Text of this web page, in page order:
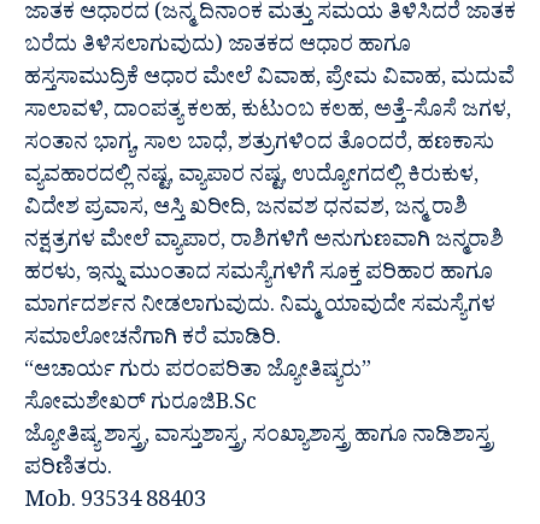
ಜಾತಕ ಆಧಾರದ (ಜನ್ಮ ದಿನಾಂಕ ಮತ್ತು ಸಮಯ ತಿಳಿಸಿದರೆ ಜಾತಕ
ಬರೆದು ತಿಳಿಸಲಾಗುವುದು) ಜಾತಕದ ಆಧಾರ ಹಾಗೂ
ಹಸ್ತಸಾಮುದ್ರಿಕೆ ಆಧಾರ ಮೇಲೆ ವಿವಾಹ, ಪ್ರೇಮ ವಿವಾಹ, ಮದುವೆ
ಸಾಲಾವಳಿ, ದಾಂಪತ್ಯ ಕಲಹ, ಕುಟುಂಬ ಕಲಹ, ಅತ್ತೆ-ಸೊಸೆ ಜಗಳ,
ಸಂತಾನ ಭಾಗ್ಯ, ಸಾಲ ಬಾಧೆ, ಶತ್ರುಗಳಿಂದ ತೊಂದರೆ, ಹಣಕಾಸು
ವ್ಯವಹಾರದಲ್ಲಿ ನಷ್ಟ, ವ್ಯಾಪಾರ ನಷ್ಟ, ಉದ್ಯೋಗದಲ್ಲಿ ಕಿರುಕುಳ,
ವಿದೇಶ ಪ್ರವಾಸ, ಆಸ್ತಿ ಖರೀದಿ, ಜನವಶ ಧನವಶ, ಜನ್ಮ ರಾಶಿ
ನಕ್ಷತ್ರಗಳ ಮೇಲೆ ವ್ಯಾಪಾರ, ರಾಶಿಗಳಿಗೆ ಅನುಗುಣವಾಗಿ ಜನ್ಮರಾಶಿ
ಹರಳು, ಇನ್ನು ಮುಂತಾದ ಸಮಸ್ಯೆಗಳಿಗೆ ಸೂಕ್ತ ಪರಿಹಾರ ಹಾಗೂ
ಮಾರ್ಗದರ್ಶನ ನೀಡಲಾಗುವುದು. ನಿಮ್ಮ ಯಾವುದೇ ಸಮಸ್ಯೆಗಳ
ಸಮಾಲೋಚನೆಗಾಗಿ ಕರೆ ಮಾಡಿರಿ.
“ಆಚಾರ್ಯ ಗುರು ಪರಂಪರಿತಾ ಜ್ಯೋತಿಷ್ಯರು”
ಸೋಮಶೇಖರ್ ಗುರೂಜಿB.Sc
ಜ್ಯೋತಿಷ್ಯ ಶಾಸ್ತ್ರ, ವಾಸ್ತುಶಾಸ್ತ್ರ, ಸಂಖ್ಯಾಶಾಸ್ತ್ರ ಹಾಗೂ ನಾಡಿಶಾಸ್ತ್ರ
ಪರಿಣಿತರು.
Mob. 93534 88403